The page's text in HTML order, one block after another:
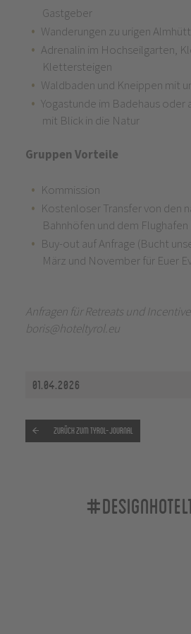
Gastgeber
Wanderungen zu urigen
Adrenalin im Hochseilgarten,
Klettersteigen
Waldbaden und Kneippen mit
Yogastunde im Badehaus oder
mit Blick in die Natur
Gruppen Vorteile
Kommission
Kostenloser Transfer von den
Bahnhöfen und dem
Buy-out auf Anfrage (Bucht
März und November für Euer
Anfragen für Retreats und
boris@hoteltyrol.eu
01.04.2026
Zurück zum Tyrol-Journal